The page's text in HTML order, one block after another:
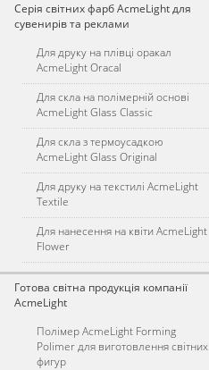
Серія світних фарб AcmeLight для
сувенирів та реклами
Для друку на плівці оракал
AcmeLight Oracal
Для скла на полімерній основі
AcmeLight Glass Classic
Для скла з термоусадкою
AcmeLight Glass Original
Для друку на текстилі AcmeLight
Textile
Для нанесення на квіти AcmeLight
Flower
Готова світна продукція компанії
AcmeLight
Полімер AcmeLight Forming
Polimer для виготовлення світних
фигур